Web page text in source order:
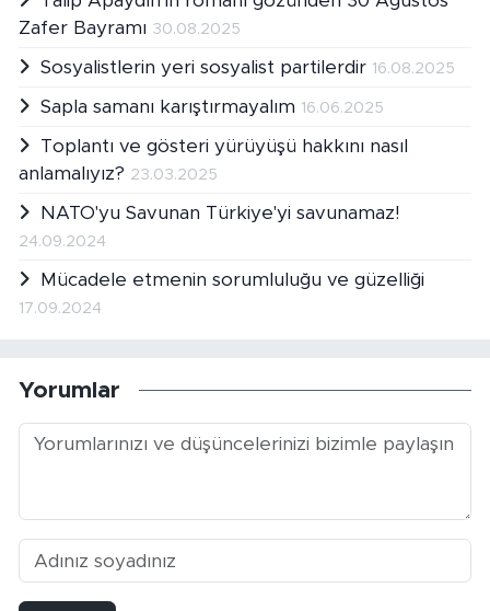
Zafer Bayramı 30.08.2025
Sosyalistlerin yeri sosyalist partilerdir 16.08.2025
Sapla samanı karıştırmayalım 16.06.2025
Toplantı ve gösteri yürüyüşü hakkını nasıl
anlamalıyız? 23.03.2025
NATO'yu Savunan Türkiye'yi savunamaz!
24.09.2024
Mücadele etmenin sorumluluğu ve güzelliği
17.09.2024
Yorumlar